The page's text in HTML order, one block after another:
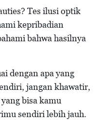
Tes ilusi optik
kepribadian
bahwa hasilnya
dengan apa yang
jangan khawatir,
bisa kamu
sendiri lebih jauh.